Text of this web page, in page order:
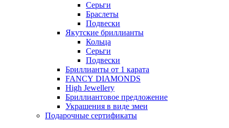
Серьги
Браслеты
Подвески
Якутские бриллианты
Кольца
Серьги
Подвески
Бриллианты от 1 карата
FANCY DIAMONDS
High Jewellery
Бриллиантовое предложение
Украшения в виде змеи
Подарочные сертификаты